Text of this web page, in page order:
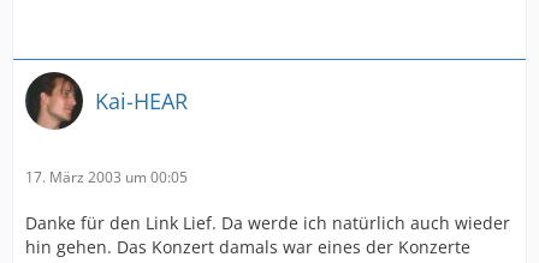
Kai-HEAR
17. März 2003 um 00:05
Danke für den Link Lief. Da werde ich natürlich auch wieder
hin gehen. Das Konzert damals war eines der Konzerte